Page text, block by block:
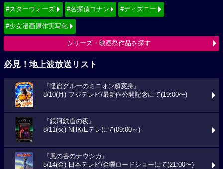
#スターウォーズ #名探偵コナン #ディズニー
#少女漫画原作実写化
シリーズ・映画祭作品を探す
必見！地上波放送リスト
『怪盗グルーのミニオン超変身』
8/10(月) フジテレビ/最新作公開記念にて(19:00〜)
『銀河鉄道の夜』
8/11(火) NHK/Eテレにて(09:00～)
『風の谷のナウシカ』
8/14(金) 日本テレビ/金曜ロードショーにて(21:00〜)